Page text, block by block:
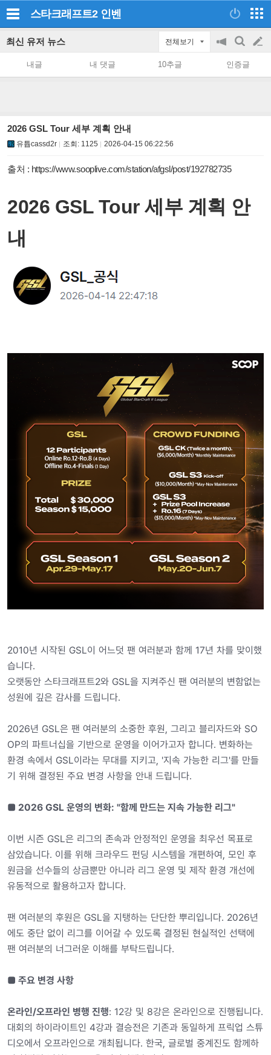
스타크래프트2 인벤
최신 유저 뉴스 전체보기
공
on/off
검
색
글
쓰
내글 내 댓글 10추글 인증글
2026 GSL Tour 세부 계획 안내
유튭cassd2r 조회: 1125 2026-04-15 06:22:56
출처 : https://www.sooplive.com/station/afgsl/post/192782735
2026 GSL Tour 세부 계획 안
내
2010년 시작된 GSL이 어느덧 팬 여러분과 함께 17년 차를 맞이했
습니다.
오랫동안 스타크래프트2와 GSL을 지켜주신 팬 여러분의 변함없는
성원에 깊은 감사를 드립니다.
2026년 GSL은 팬 여러분의 소중한 후원, 그리고 블리자드와 SO
OP의 파트너십을 기반으로 운영을 이어가고자 합니다. 변화하는
환경 속에서 GSL이라는 무대를 지키고, '지속 가능한 리그'를 만들
기 위해 결정된 주요 변경 사항을 안내 드립니다.
■ 2026 GSL 운영의 변화: "함께 만드는 지속 가능한 리그"
이번 시즌 GSL은 리그의 존속과 안정적인 운영을 최우선 목표로
삼았습니다. 이를 위해 크라우드 펀딩 시스템을 개편하여, 모인 후
원금을 선수들의 상금뿐만 아니라 리그 운영 및 제작 환경 개선에
유동적으로 활용하고자 합니다.
팬 여러분의 후원은 GSL을 지탱하는 단단한 뿌리입니다. 2026년
에도 중단 없이 리그를 이어갈 수 있도록 결정된 현실적인 선택에
팬 여러분의 너그러운 이해를 부탁드립니다.
■ 주요 변경 사항
온라인/오프라인 병행 진행: 12강 및 8강은 온라인으로 진행됩니다.
대회의 하이라이트인 4강과 결승전은 기존과 동일하게 프릭업 스튜
디오에서 오프라인으로 개최됩니다. 한국, 글로벌 중계진도 함께하